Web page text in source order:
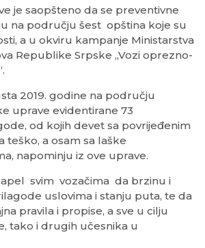
je saopšteno da se preventivne
na području šest opština koje su
a u okviru kampanje Ministarstva
Republike Srpske „Vozi oprezno-
2019. godine na području
uprave evidentirane 73
od kojih devet sa povrijeđenim
teško, a osam sa laške
napominju iz ove uprave.
svim vozačima da brzinu i
uslovima i stanju puta, te da
pravila i propise, a sve u cilju
tako i drugih učesnika u